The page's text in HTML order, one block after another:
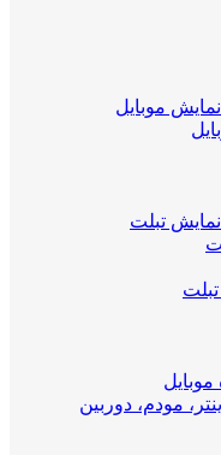
موبایل
تبلت
موبایل
مودم، دوربین